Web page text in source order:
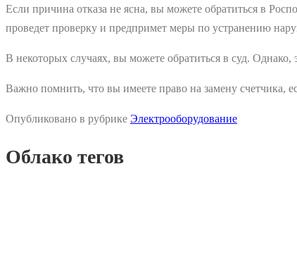
Если причина отказа не ясна, вы можете обратиться в
проведет проверку и предпримет меры по устранению
В некоторых случаях, вы можете обратиться в суд. Однако,
Важно помнить, что вы имеете право на замену счетчика,
Опубликовано в рубрике Электрооборудование
Облако тегов